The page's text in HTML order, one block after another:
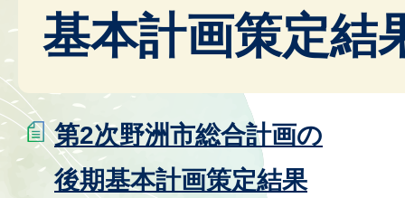
基本計画策定結
第2次野洲市総合計画の
後期基本計画策定結果